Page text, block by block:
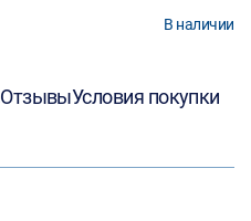
В наличии
ОтзывыУсловия покупки